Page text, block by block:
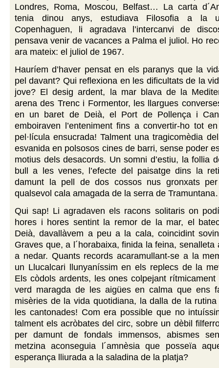
Londres, Roma, Moscou, Belfast… La carta
tenia dinou anys, estudiava Filosofia a la
Copenhaguen, li agradava l’intercanvi de
pensava venir de vacances a Palma el juliol. Ho
ara mateix: el juliol de 1967.
Hauríem d’haver pensat en els paranys que la
pel davant? Qui reflexiona en les dificultats de la
jove? El desig ardent, la mar blava de la
arena des Trenc i Formentor, les llargues
en un baret de Deià, el Port de Pollença i
emboiraven l’enteniment fins a convertir-ho tot
pel·lícula ensucrada! Talment una tragicomèdia
esvanida en polsosos cines de barri, sense poder
motius dels desacords. Un somni d’estiu, la follia
bull a les venes, l’efecte del paisatge dins la
damunt la pell de dos cossos nus gronxats
qualsevol cala amagada de la serra de
Qui sap! Li agradaven els racons solitaris on
hores i hores sentint la remor de la mar, el
Deià, davallàvem a peu a la cala, coincidint
Graves que, a l´horabaixa, finida la feina, senalleta
a nedar. Quants records acaramullant-se a la
un Llucalcari llunyaníssim en els replecs de la
Els còdols ardents, les ones colpejant
verd maragda de les aigües en calma que ens
misèries de la vida quotidiana, la dalla de la
les cantonades! Com era possible que no
talment els acròbates del circ, sobre un dèbil
per damunt de fondals immensos, abismes
metzina aconseguia l´amnèsia que posseïa
esperança lliurada a la saladina de la platja?